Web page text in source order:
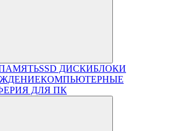
SSD ДИСКИБЛОКИ
КОМПЬЮТЕРНЫЕ
ДЛЯ ПК